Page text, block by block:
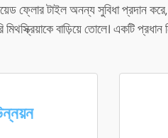
ফ্লোর টাইল অনন্য সুবিধা প্রদান করে,
মিথস্ক্রিয়াকে বাড়িয়ে তোলে। একটি